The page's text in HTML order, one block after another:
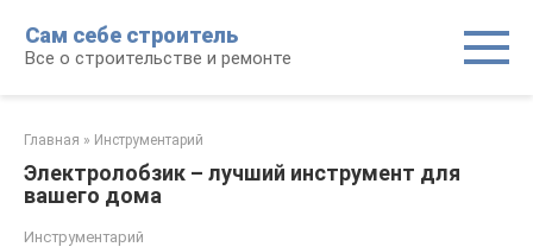
контенту
Сам себе строитель
Все о строительстве и ремонте
Главная » Инструментарий
Электролобзик – лучший инструмент для
вашего дома
Инструментарий